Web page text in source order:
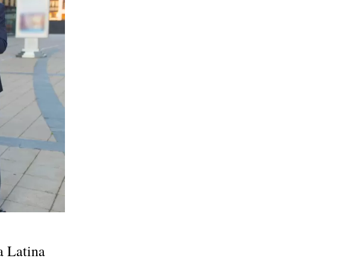
Latina